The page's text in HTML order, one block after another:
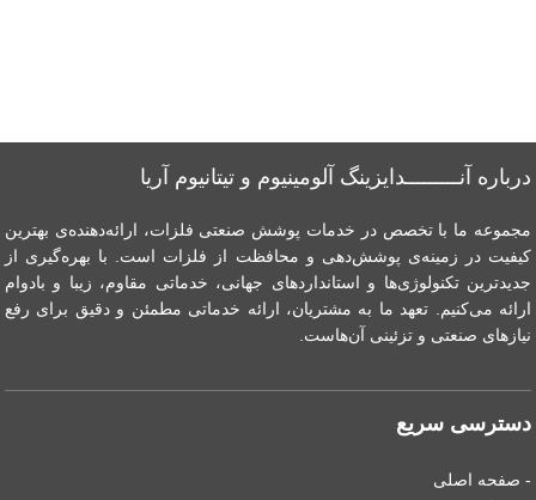
درباره آنـــــــــدایزینگ آلومینیوم و تیتانیوم آریا
مجموعه ما با تخصص در خدمات پوشش صنعتی فلزات، ارائه‌دهنده‌ی بهترین
کیفیت در زمینه‌ی پوشش‌دهی و محافظت از فلزات است. با بهره‌گیری از
جدیدترین تکنولوژی‌ها و استانداردهای جهانی، خدماتی مقاوم، زیبا و بادوام
ارائه می‌کنیم. تعهد ما به مشتریان، ارائه خدماتی مطمئن و دقیق برای رفع
نیازهای صنعتی و تزئینی آن‌هاست.
دسترسی سریع
- صفحه اصلی